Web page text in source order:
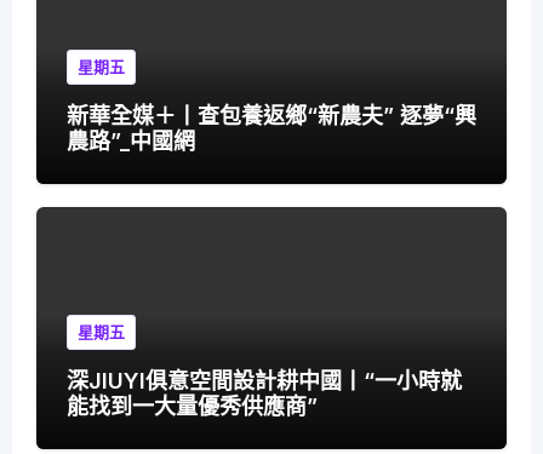
星期五
新華全媒＋丨查包養返鄉“新農夫” 逐夢“興
農路”_中國網
星期五
深JIUYI俱意空間設計耕中國丨“一小時就
能找到一大量優秀供應商”